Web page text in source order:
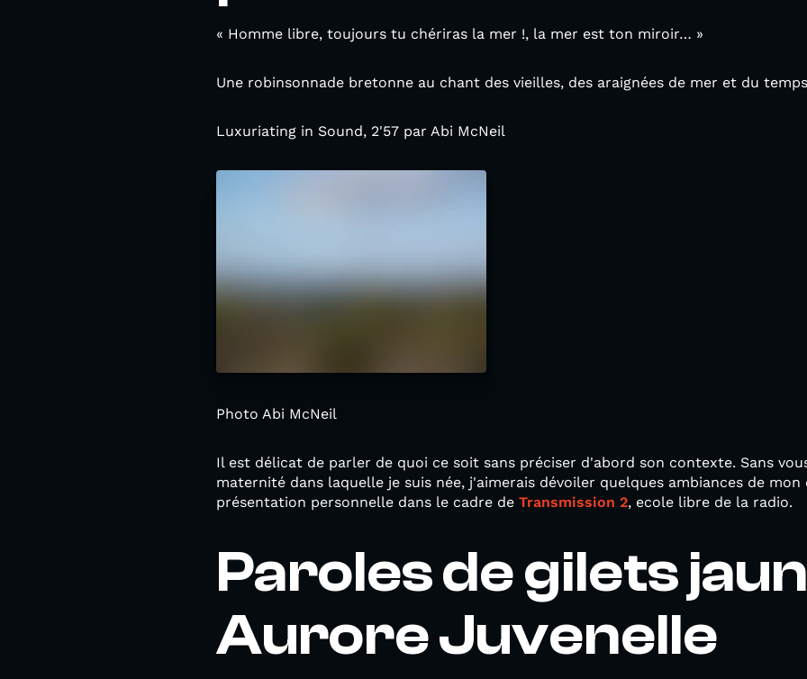
« Homme libre, toujours tu chériras la mer !, la mer est ton miroir… »
Une robinsonnade bretonne au chant des vieilles, des araignées de mer et du
Luxuriating in Sound, 2'57 par Abi McNeil
Photo Abi McNeil
Il est délicat de parler de quoi ce soit sans préciser d'abord son contexte. Sans
maternité dans laquelle je suis née, j'aimerais dévoiler quelques ambiances de mon
présentation personnelle dans le cadre de Transmission 2, ecole libre de la radio.
Paroles de gilets
Aurore Juvenelle